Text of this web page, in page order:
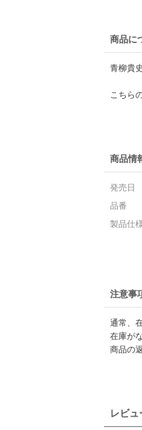
商品に
青柳貴
こちら
商品情
発売日
品番
製品仕
注意事
通常、
在庫が
商品の
レビュ